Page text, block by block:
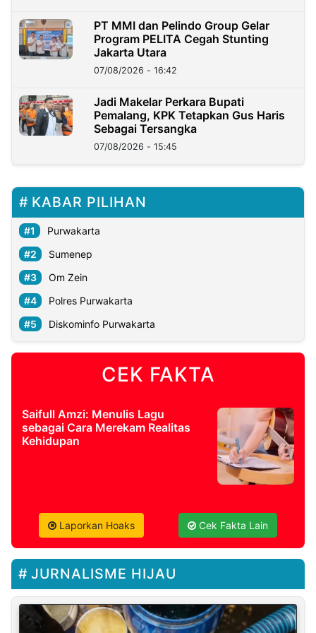
PT MMI dan Pelindo Group Gelar
Program PELITA Cegah Stunting
Jakarta Utara
07/08/2026 - 16:42
Jadi Makelar Perkara Bupati
Pemalang, KPK Tetapkan Gus Haris
Sebagai Tersangka
07/08/2026 - 15:45
KABAR PILIHAN
Purwakarta
Sumenep
Om Zein
Polres Purwakarta
Diskominfo Purwakarta
CEK FAKTA
Saifull Amzi: Menulis Lagu
sebagai Cara Merekam Realitas
Kehidupan
Laporkan Hoaks Cek Fakta Lain
JURNALISME HIJAU